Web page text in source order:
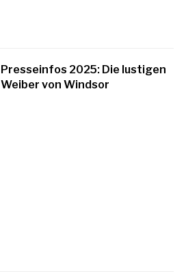
Presseinfos 2025: Die lustigen
Weiber von Windsor